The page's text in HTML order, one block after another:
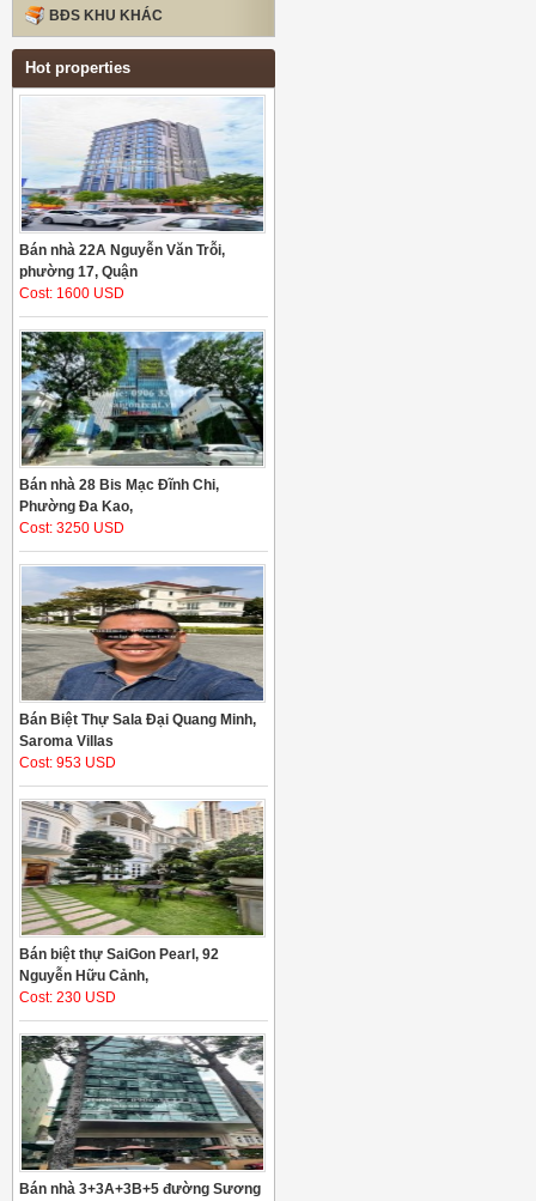
BĐS KHU KHÁC
Hot properties
Bán nhà 22A Nguyễn Văn Trỗi,
phường 17, Quận
Cost: 1600 USD
Bán nhà 28 Bis Mạc Đĩnh Chi,
Phường Đa Kao,
Cost: 3250 USD
Bán Biệt Thự Sala Đại Quang Minh,
Saroma Villas
Cost: 953 USD
Bán biệt thự SaiGon Pearl, 92
Nguyễn Hữu Cảnh,
Cost: 230 USD
Bán nhà 3+3A+3B+5 đường Sương